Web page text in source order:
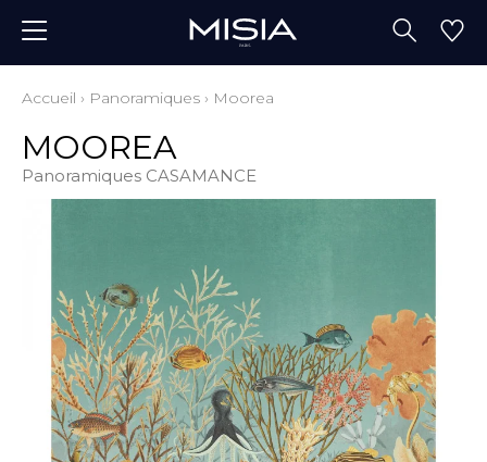
Accueil › Panoramiques › Moorea
MOOREA
Panoramiques CASAMANCE